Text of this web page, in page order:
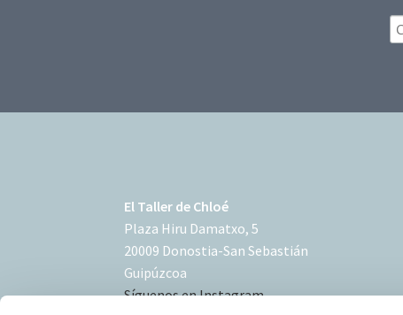
El Taller de Chloé
Plaza Hiru Damatxo, 5
20009 Donostia-San Sebastián
Guipúzcoa
Síguenos en Instagram